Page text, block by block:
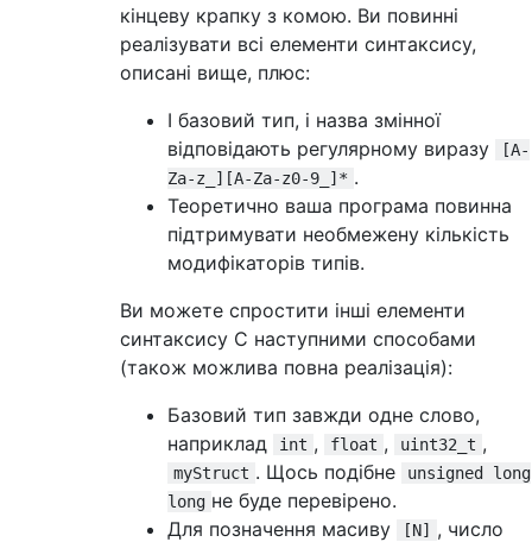
кінцеву крапку з комою. Ви повинні
реалізувати всі елементи синтаксису,
описані вище, плюс:
І базовий тип, і назва змінної
відповідають регулярному виразу
[A-
Za-z_][A-Za-z0-9_]* .
Теоретично ваша програма повинна
підтримувати необмежену кількість
модифікаторів типів.
Ви можете спростити інші елементи
синтаксису С наступними способами
(також можлива повна реалізація):
Базовий тип завжди одне слово,
наприклад
int , float , uint32_t ,
myStruct . Щось подібне
unsigned long
long не буде перевірено.
Для позначення масиву
[N] , число